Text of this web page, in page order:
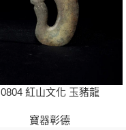
0804 紅山文化 玉豬龍
寶器彰德